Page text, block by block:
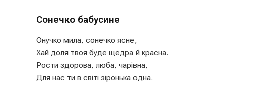
Сонечко бабусине
Онучко мила, сонечко ясне,
Хай доля твоя буде щедра й красна.
Рости здорова, люба, чарівна,
Для нас ти в світі зіронька одна.